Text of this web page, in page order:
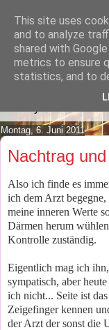
Mach es Dir doch
Montag, 6. Juni 2011
Nachtrag
Also ich finde es
ich dem Arzt
meine inneren Werte
Därmen herum
Kontrolle zuständig.
Eigentlich mag ich
sympatisch, aber
ich nicht... Seite ist
Zeigefinger kennen
der Arzt der sonst die
This site uses
and to analyze
shared with
metrics to ensure
statistics, and to